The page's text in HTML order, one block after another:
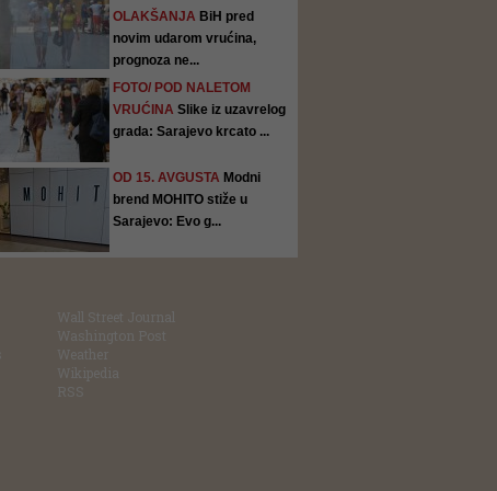
OLAKŠANJA BiH pred
novim udarom vrućina,
prognoza ne...
FOTO/ POD NALETOM
VRUĆINA Slike iz uzavrelog
grada: Sarajevo krcato ...
OD 15. AVGUSTA Modni
brend MOHITO stiže u
Sarajevo: Evo g...
Wall Street Journal
Washington Post
Weather
Wikipedia
RSS